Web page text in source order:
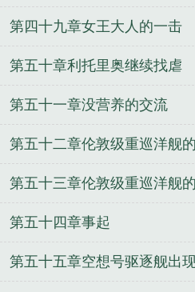
第四十九章女王大人的一击
第五十章利托里奥继续找虐
第五十一章没营养的交流
第五十二章伦敦级重巡洋舰
第五十三章伦敦级重巡洋舰
第五十四章事起
第五十五章空想号驱逐舰出